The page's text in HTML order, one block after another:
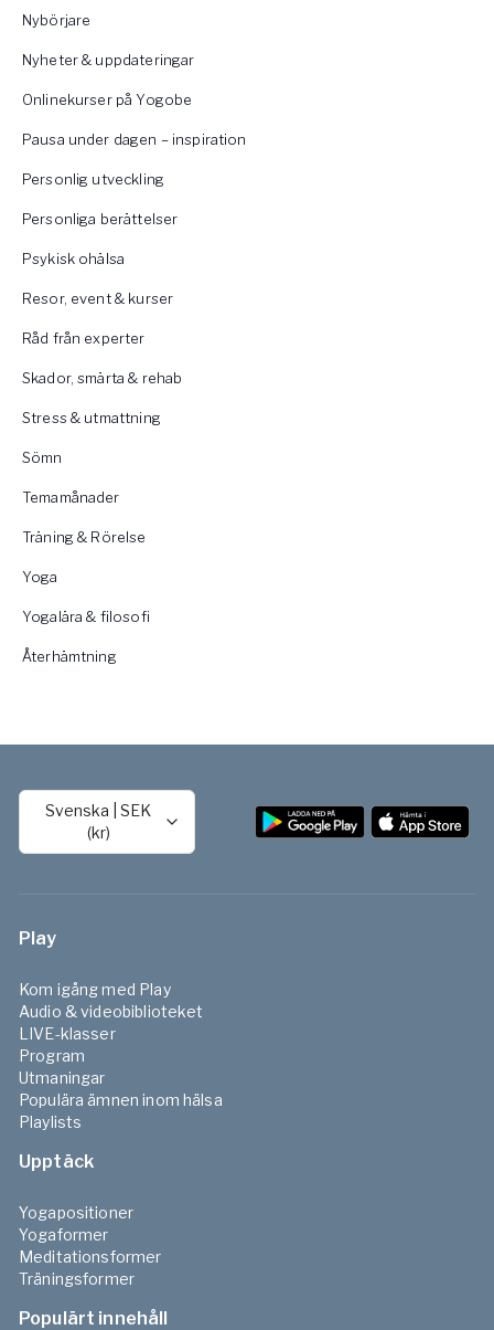
Nybörjare
Nyheter & uppdateringar
Onlinekurser på Yogobe
Pausa under dagen – inspiration
Personlig utveckling
Personliga berättelser
Psykisk ohälsa
Resor, event & kurser
Råd från experter
Skador, smärta & rehab
Stress & utmattning
Sömn
Temamånader
Träning & Rörelse
Yoga
Yogalära & filosofi
Återhämtning
Svenska |SEK
(kr)
Play
Kom igång med Play
Audio & videobiblioteket
LIVE-klasser
Program
Utmaningar
Populära ämnen inom hälsa
Playlists
Upptäck
Yogapositioner
Yogaformer
Meditationsformer
Träningsformer
Populärt innehåll